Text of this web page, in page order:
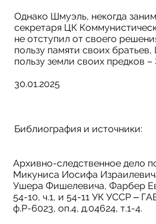
Однако Шмуэль, некогда
секретаря ЦК
не отступил от своего
пользу памяти своих
пользу земли своих предков
30.01.2025
Библиография и источники:
Архивно-следственное дело
Микуниса Иосифа
Ушера Фишелевича, Фарбер
54-10, ч.1, и 54-11 УК УССР ‒
ф.Р-6023, оп.4, д.04624, т.1-4.